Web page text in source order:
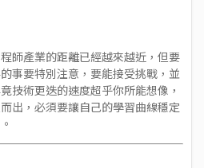
師產業的距離已經越來越近，但要
事要特別注意，要能接受挑戰，並
技術更迭的速度超乎你所能想像，
出，必須要讓自己的學習曲線穩定